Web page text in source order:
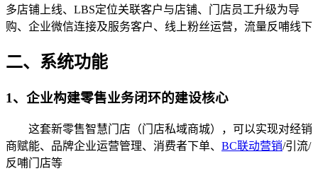
多店铺上线、LBS定位关联客户与店铺、门店员工升级为导
购、企业微信连接及服务客户、线上粉丝运营，流量反哺线下
二、系统功能
1、企业构建零售业务闭环的建设核心
这套新零售智慧门店（​门店私域商城），可以实现对经销
商赋能、品牌企业运营管理、消费者下单、 BC联动营销/引流/
反哺门店等